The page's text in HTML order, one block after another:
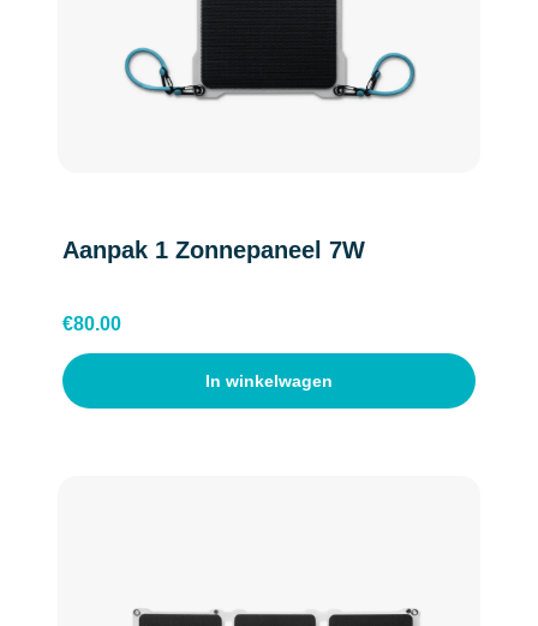
België (Waals)
Aanpak 1 Zonnepaneel 7W
€80.00
In winkelwagen